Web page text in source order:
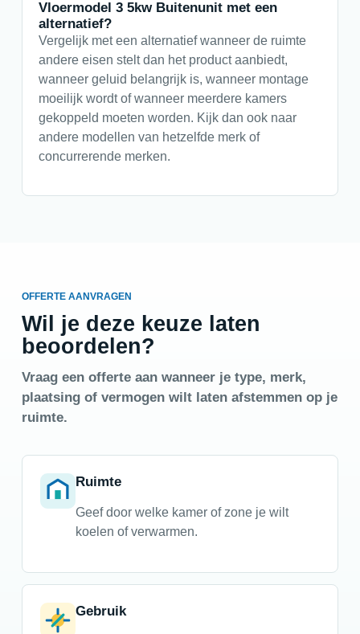
Vloermodel 3 5kw Buitenunit met een
alternatief?
Vergelijk met een alternatief wanneer de ruimte
andere eisen stelt dan het product aanbiedt,
wanneer geluid belangrijk is, wanneer montage
moeilijk wordt of wanneer meerdere kamers
gekoppeld moeten worden. Kijk dan ook naar
andere modellen van hetzelfde merk of
concurrerende merken.
OFFERTE AANVRAGEN
Wil je deze keuze laten
beoordelen?
Vraag een offerte aan wanneer je type, merk,
plaatsing of vermogen wilt laten afstemmen op je
ruimte.
Ruimte
Geef door welke kamer of zone je wilt
koelen of verwarmen.
Gebruik